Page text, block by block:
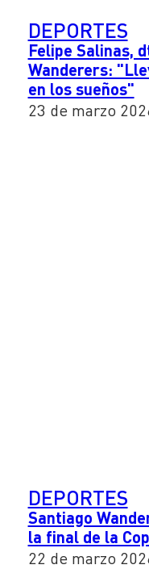
DEPORTES
Felipe Salinas,
Wanderers:
en los sueños"
23 de marzo
DEPORTES
Santiago
la final de la
22 de marzo